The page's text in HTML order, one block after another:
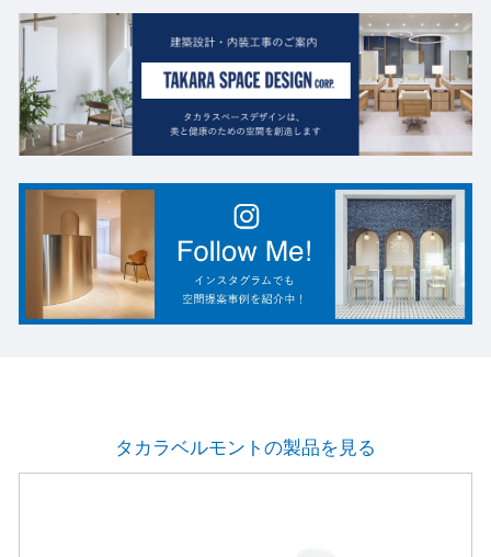
タカラベルモントの製品を見る